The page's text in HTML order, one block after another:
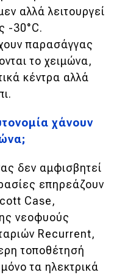
αλλά λειτουργεί
-30°C.
παρασάγγας
το χειμώνα,
κέντρα αλλά
χάνουν
δεν αμφισβητεί
επηρεάζουν
Case,
νεοφυούς
Recurrent,
τοποθέτησή
τα ηλεκτρικά